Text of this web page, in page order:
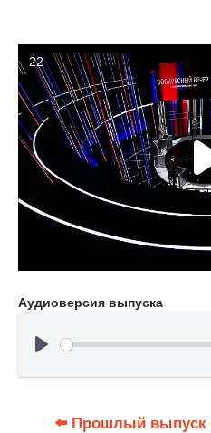
Аудиоверсия выпуска
⬅️ Прошлый выпуск